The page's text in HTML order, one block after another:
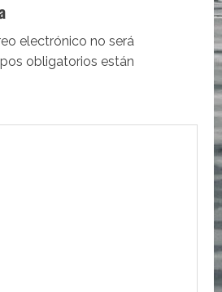
electrónico no será
obligatorios están